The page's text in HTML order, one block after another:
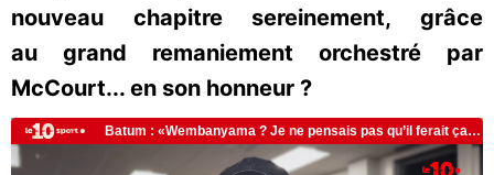
nouveau chapitre sereinement, grâce
au grand remaniement orchestré par
McCourt... en son honneur ?